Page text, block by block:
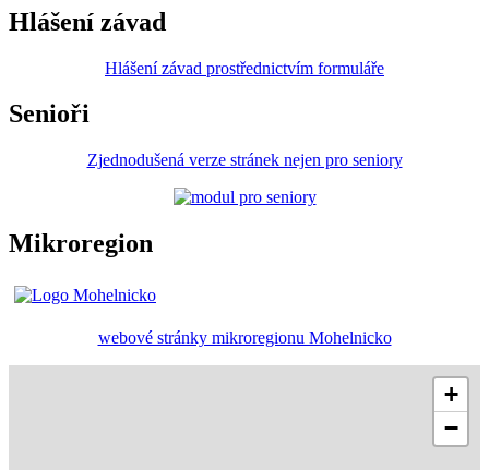
Hlášení závad
Hlášení závad prostřednictvím formuláře
Senioři
Zjednodušená verze stránek nejen pro seniory
Mikroregion
webové stránky mikroregionu Mohelnicko
+
−